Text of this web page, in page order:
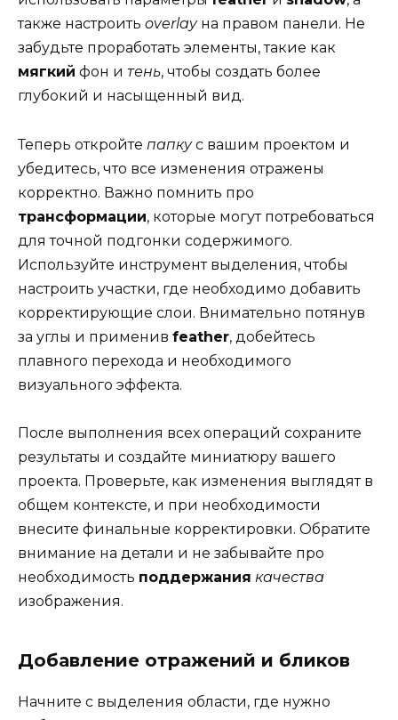
также настроить overlayна правом панели. Не
забудьте проработать элементы, такие как
мягкий фон и тень, чтобы создать более
глубокий и насыщенный вид.
Теперь откройте папкус вашим проектом и
убедитесь, что все изменения отражены
корректно. Важно помнить про
трансформации, которые могут потребоваться
для точной подгонки содержимого.
Используйте инструмент выделения, чтобы
настроить участки, где необходимо добавить
корректирующие слои. Внимательно потянув
за углы и применив feather, добейтесь
плавного перехода и необходимого
визуального эффекта.
После выполнения всех операций сохраните
результаты и создайте миниатюру вашего
проекта. Проверьте, как изменения выглядят в
общем контексте, и при необходимости
внесите финальные корректировки. Обратите
внимание на детали и не забывайте про
необходимость поддержания качества
изображения.
Добавление отражений и бликов
Начните с выделения области, где нужно